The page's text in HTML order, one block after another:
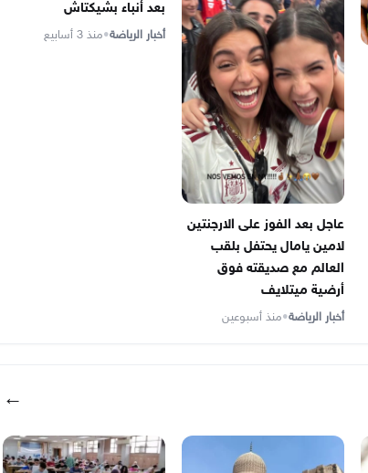
عاجل بعد الفوز على الارجنتين
لامين يامال يحتفل بلقب
العالم مع صديقته فوق
أرضية ميتلايف
أخبار الرياضة•منذ أسبوعين
بعد أنباء بشيكتاش
أخبار الرياضة•منذ 3 أسابيع
←